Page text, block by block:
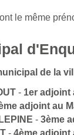
le même
de la
- 1er adjoint
adjoint au
- 3ème
- 4ème adjoint